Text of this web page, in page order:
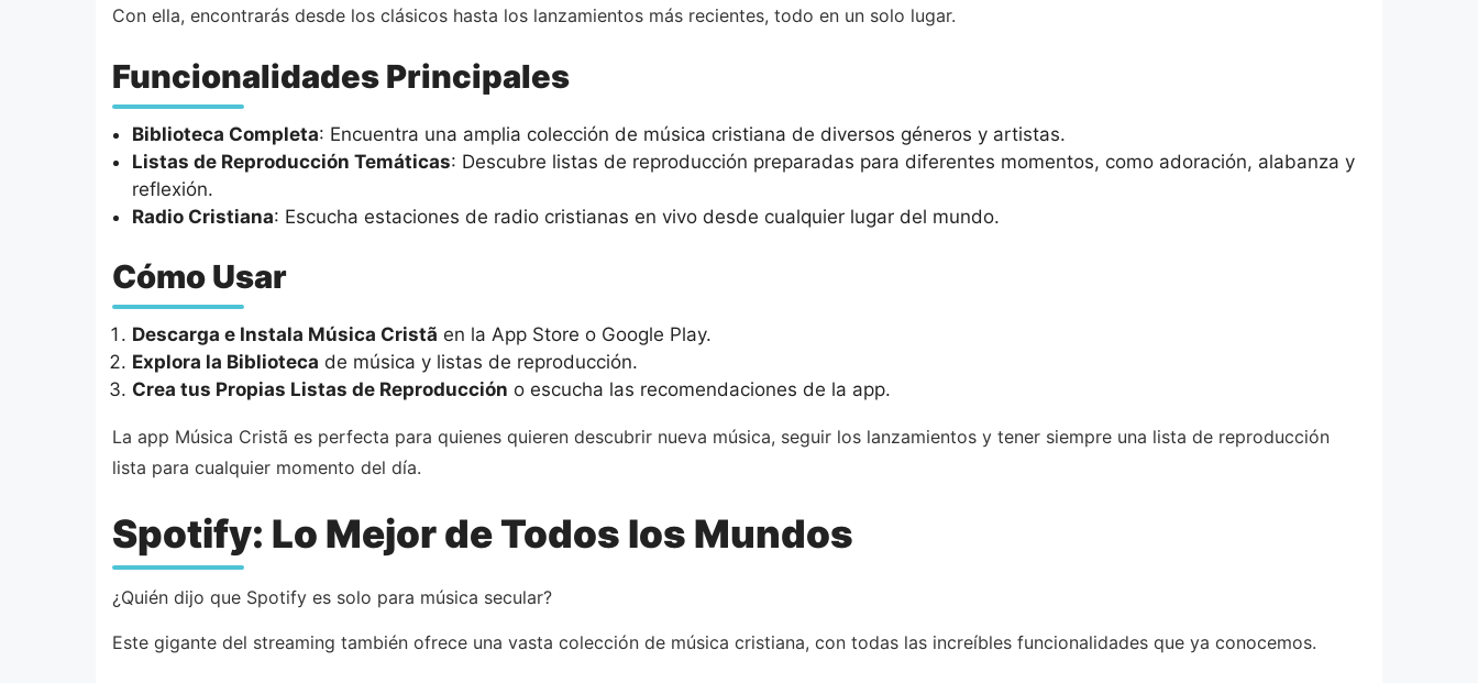
Con ella, encontrarás desde los clásicos hasta los lanzamientos más recientes, todo en un solo lugar.
Funcionalidades Principales
Biblioteca Completa: Encuentra una amplia colección de música cristiana de diversos géneros y artistas.
Listas de Reproducción Temáticas: Descubre listas de reproducción preparadas para diferentes momentos, como adoración, alabanza y
reflexión.
Radio Cristiana: Escucha estaciones de radio cristianas en vivo desde cualquier lugar del mundo.
Cómo Usar
Descarga e Instala Música Cristã en la App Store o Google Play.
Explora la Biblioteca de música y listas de reproducción.
Crea tus Propias Listas de Reproducción o escucha las recomendaciones de la app.
La app Música Cristã es perfecta para quienes quieren descubrir nueva música, seguir los lanzamientos y tener siempre una lista de reproducción
lista para cualquier momento del día.
Spotify: Lo Mejor de Todos los Mundos
¿Quién dijo que Spotify es solo para música secular?
Este gigante del streaming también ofrece una vasta colección de música cristiana, con todas las increíbles funcionalidades que ya conocemos.